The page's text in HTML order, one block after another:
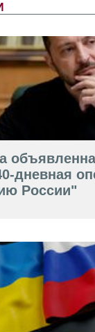
дневная
России"